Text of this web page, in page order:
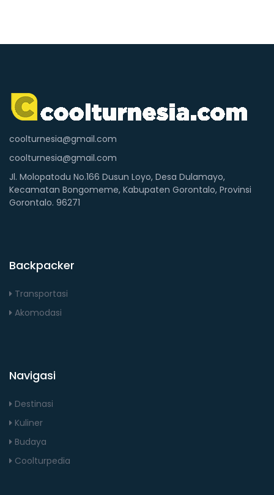
coolturnesia@gmail.com
coolturnesia@gmail.com
Jl. Molopatodu No.166 Dusun Loyo, Desa Dulamayo,
Kecamatan Bongomeme, Kabupaten Gorontalo, Provinsi
Gorontalo. 96271
Backpacker
Transportasi
Akomodasi
Navigasi
Destinasi
Kuliner
Budaya
Coolturpedia